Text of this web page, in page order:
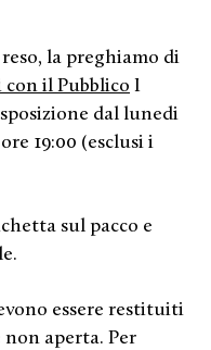
la preghiamo di
il Pubblico I
dal lunedi
19:00 (esclusi i
sul pacco e
essere restituiti
aperta. Per